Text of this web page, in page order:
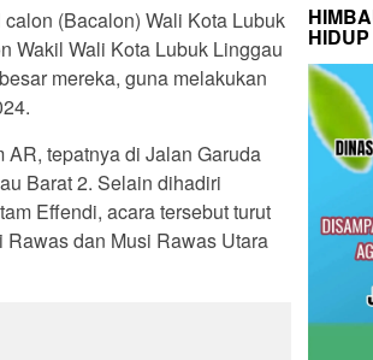
(Bacalon) Wali Kota Lubuk
Wakil Wali Kota Lubuk Linggau
mereka, guna melakukan
tepatnya di Jalan Garuda
Barat 2. Selain dihadiri
Effendi, acara tersebut turut
dan Musi Rawas Utara